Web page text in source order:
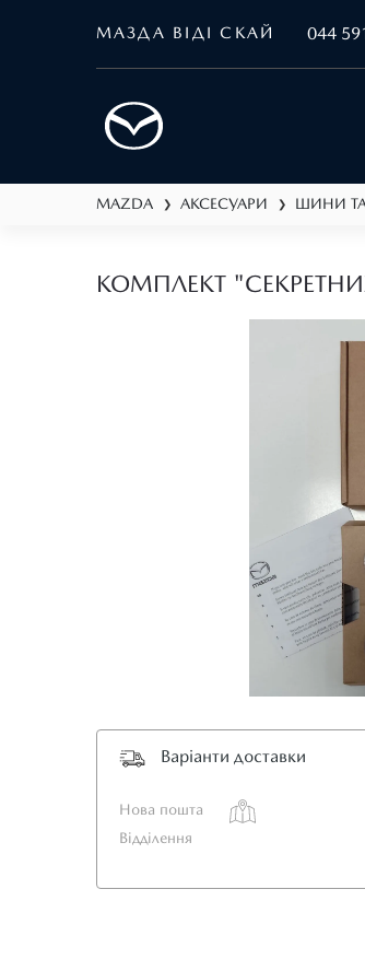
МАЗДА ВІДІ СКАЙ 044
MAZDA ❯ АКСЕСУАРИ ❯ ШИНИ
КОМПЛЕКТ
Варіанти доставки
Нова пошта
Відділення